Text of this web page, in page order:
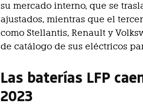
su mercado interno, que se
ajustados, mientras que el
como Stellantis, Renault y
de catálogo de sus eléctricos
Las baterías LFP
2023